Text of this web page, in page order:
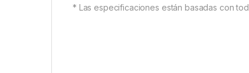
* Las especificaciones están basadas con